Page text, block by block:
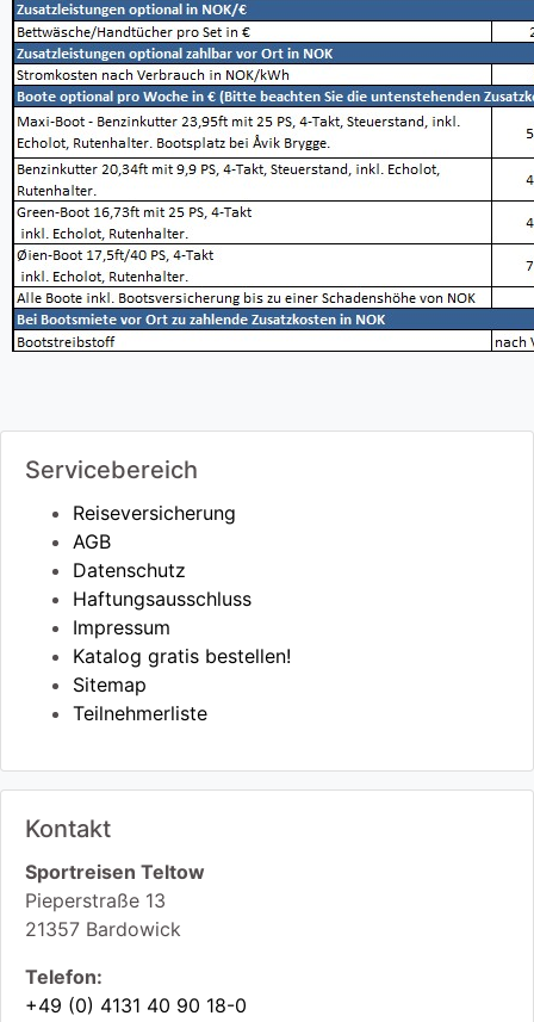
Servicebereich
Reiseversicherung
AGB
Datenschutz
Haftungsausschluss
Impressum
Katalog gratis bestellen!
Sitemap
Teilnehmerliste
Kontakt
Sportreisen Teltow
Pieperstraße 13
21357 Bardowick
Telefon:
+49 (0) 4131 40 90 18-0